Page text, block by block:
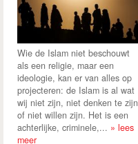
Wie de Islam niet beschouwt
als een religie, maar een
ideologie, kan er van alles op
projecteren: de Islam is al wat
wij niet zijn, niet denken te zijn
of niet willen zijn. Het is een
achterlijke, criminele,... » lees
meer